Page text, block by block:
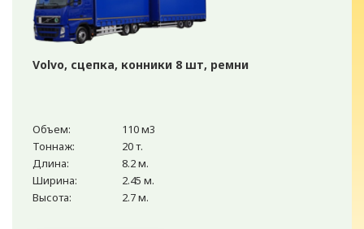
Volvo, сцепка, конники 8 шт, ремни
Объем:
110 м3
Тоннаж:
20 т.
Длина:
8.2 м.
Ширина:
2.45 м.
Высота:
2.7 м.